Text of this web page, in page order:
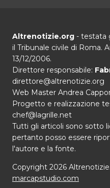
Altrenotizie.org - testata
il Tribunale civile di Roma.
13/12/2006.
Direttore responsabile:
direttore@altrenotizie.org
Web Master Andrea
Progetto e realizzazione
chef@lagrille.net
Tutti gli articoli sono sotto
pertanto posso essere
l'autore e la fonte.
Copyright 2026
marcapstudio.com